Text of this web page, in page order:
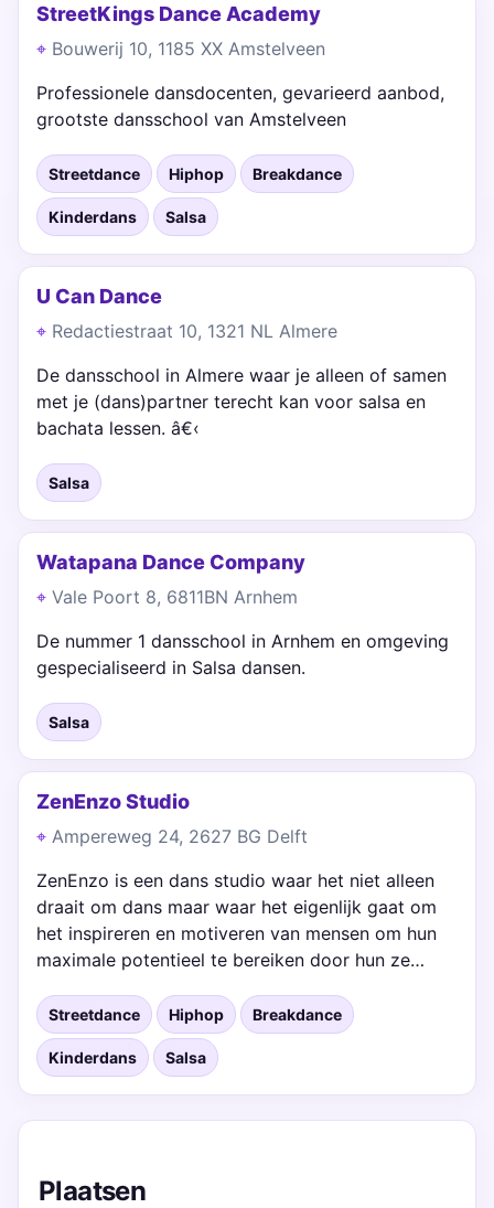
StreetKings Dance Academy
Bouwerij 10, 1185 XX Amstelveen
Professionele dansdocenten, gevarieerd aanbod,
grootste dansschool van Amstelveen
Streetdance Hiphop Breakdance
Kinderdans Salsa
U Can Dance
Redactiestraat 10, 1321 NL Almere
De dansschool in Almere waar je alleen of samen
met je (dans)partner terecht kan voor salsa en
bachata lessen. â€‹
Salsa
Watapana Dance Company
Vale Poort 8, 6811BN Arnhem
De nummer 1 dansschool in Arnhem en omgeving
gespecialiseerd in Salsa dansen.
Salsa
ZenEnzo Studio
Ampereweg 24, 2627 BG Delft
ZenEnzo is een dans studio waar het niet alleen
draait om dans maar waar het eigenlijk gaat om
het inspireren en motiveren van mensen om hun
maximale potentieel te bereiken door hun ze…
Streetdance Hiphop Breakdance
Kinderdans Salsa
Plaatsen